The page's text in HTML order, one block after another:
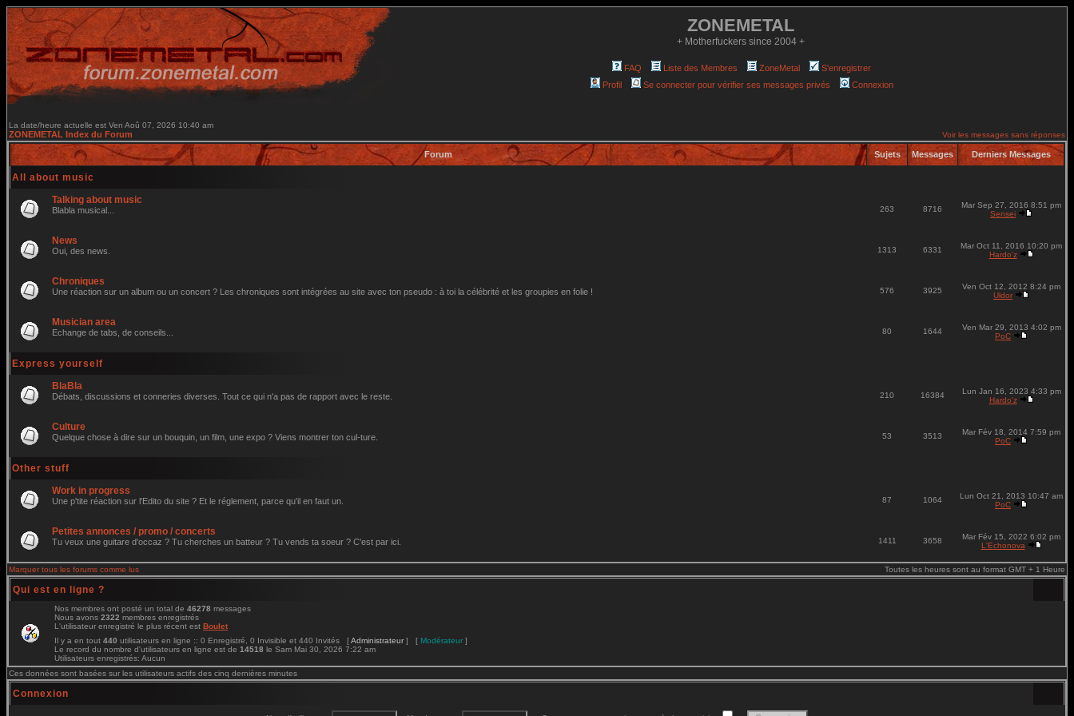
ZONEMETAL
+ Motherfuckers since 2004 +
FAQ Liste des Membres ZoneMetal
S'enregistrer
Profil
Se connecter pour vérifier ses messages privés Connexion
La date/heure actuelle est Ven Aoû 07, 2026 10:40 am
ZONEMETAL Index du Forum Voir les messages sans réponses
Forum Sujets Messages Derniers Messages
All about music
Talking about music
Blabla musical... 263 8716
Mar Sep 27, 2016 8:51 pm
Sensei
News
Oui, des news. 1313 6331
Mar Oct 11, 2016 10:20 pm
Hardo'z
Chroniques
Une réaction sur un album ou un concert ? Les chroniques sont intégrées au site avec ton pseudo : à toi la célébrité et les groupies en folie ! 576 3925
Ven Oct 12, 2012 8:24 pm
Uldor
Musician area
Echange de tabs, de conseils... 80 1644
Ven Mar 29, 2013 4:02 pm
PoC
Express yourself
BlaBla
Débats, discussions et conneries diverses. Tout ce qui n'a pas de rapport avec le reste. 210 16384
Lun Jan 16, 2023 4:33 pm
Hardo'z
Culture
Quelque chose à dire sur un bouquin, un film, une expo ? Viens montrer ton cul-ture. 53 3513
Mar Fév 18, 2014 7:59 pm
PoC
Other stuff
Work in progress
Une p'tite réaction sur l'Edito du site ? Et le réglement, parce qu'il en faut un. 87 1064
Lun Oct 21, 2013 10:47 am
PoC
Petites annonces / promo / concerts
Tu veux une guitare d'occaz ? Tu cherches un batteur ? Tu vends ta soeur ? C'est par ici. 1411 3658
Mar Fév 15, 2022 6:02 pm
L'Echonova
Marquer tous les forums comme lus Toutes les heures sont au format GMT + 1 Heure
Qui est en ligne ?
Nos membres ont posté un total de 46278 messages
Nous avons 2322 membres enregistrés
L'utilisateur enregistré le plus récent est Boulet
Il y a en tout 440 utilisateurs en ligne :: 0 Enregistré, 0 Invisible et 440 Invités [Administrateur ] [ Modérateur ]
Le record du nombre d'utilisateurs en ligne est de 14518 le Sam Mai 30, 2026 7:22 am
Utilisateurs enregistrés: Aucun
Ces données sont basées sur les utilisateurs actifs des cinq dernières minutes
Connexion